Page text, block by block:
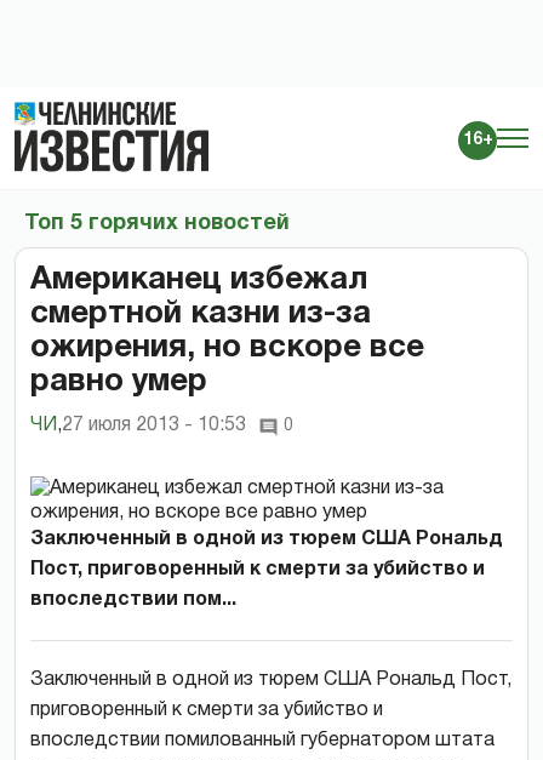
16+
Топ 5 горячих новостей
Американец избежал
смертной казни из-за
ожирения, но вскоре все
равно умер
ЧИ ,27 июля 2013 - 10:53 0
Заключенный в одной из тюрем США Рональд
Пост, приговоренный к смерти за убийство и
впоследствии пом...
Заключенный в одной из тюрем США Рональд Пост,
приговоренный к смерти за убийство и
впоследствии помилованный губернатором штата